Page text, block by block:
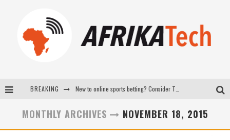
BREAKING
How Technology Has Changed Sports
E-COMMERCE: FOR TABASKI, AFRIMARKET AND LEBARA DELIVER SHEEP TO AFRICA VIA INTERNET
MONTHLY ARCHIVES NOVEMBER 18, 2015